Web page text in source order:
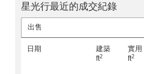
星光行最近的成交紀錄
出售
日期
建築
ft2
實用
ft2